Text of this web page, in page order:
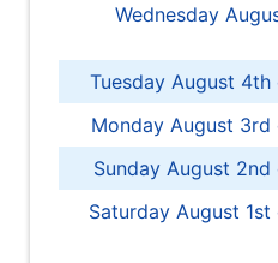
Wednesday
Tuesday August
Monday August
Sunday August
Saturday August